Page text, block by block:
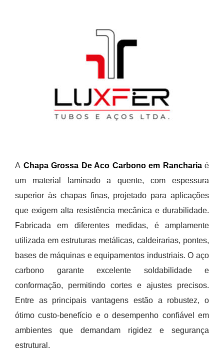
A Chapa Grossa De Aco Carbono em Ranchariaé
um material laminado a quente, com espessura
superior às chapas finas, projetado para aplicações
que exigem alta resistência mecânica e durabilidade.
Fabricada em diferentes medidas, é amplamente
utilizada em estruturas metálicas, caldeirarias, pontes,
bases de máquinas e equipamentos industriais. O aço
carbono garante excelente soldabilidade e
conformação, permitindo cortes e ajustes precisos.
Entre as principais vantagens estão a robustez, o
ótimo custo-benefício e o desempenho confiável em
ambientes que demandam rigidez e segurança
estrutural.